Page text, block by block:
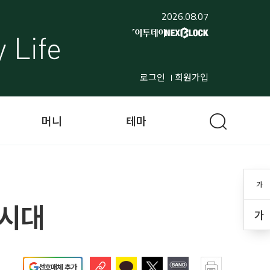
2026.08.07
로그인 회원가입
가
가
머니 테마
대
선호매체 추가